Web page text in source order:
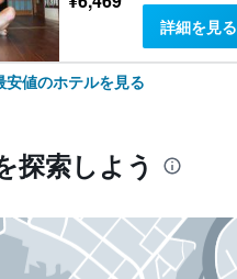
詳細を見る
安値のホテルを見る
探索しよう